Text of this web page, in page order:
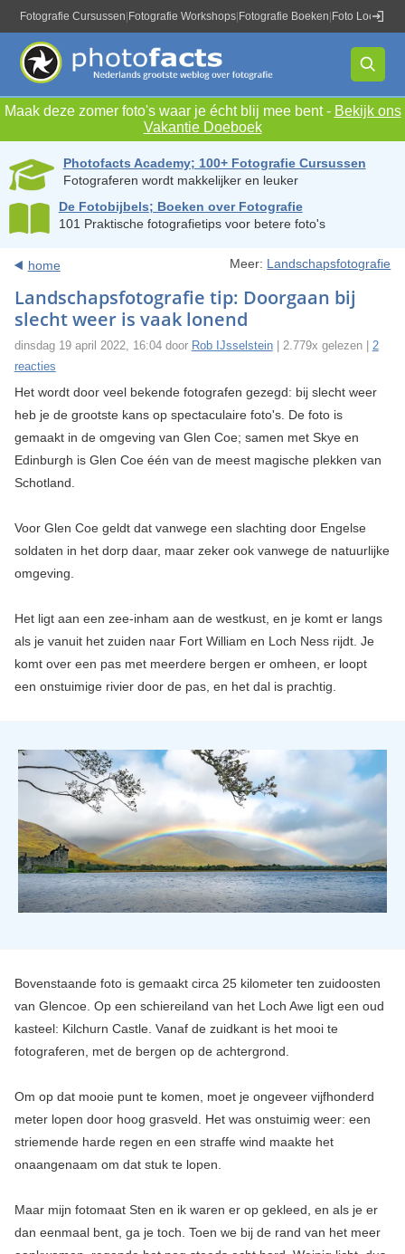
Fotografie Cursussen Fotografie Workshops Fotografie Boeken Foto Locaties
Maak deze zomer foto's waar je écht blij mee bent - Bekijk ons
Vakantie Doeboek
Photofacts Academy; 100+ Fotografie Cursussen
Fotograferen wordt makkelijker en leuker
De Fotobijbels; Boeken over Fotografie
101 Praktische fotografietips voor betere foto's
home Meer: Landschapsfotografie
Landschapsfotografie tip: Doorgaan bij
slecht weer is vaak lonend
dinsdag 19 april 2022, 16:04 door Rob IJsselstein| 2.779x gelezen | 2
reacties
Het wordt door veel bekende fotografen gezegd: bij slecht weer
heb je de grootste kans op spectaculaire foto's. De foto is
gemaakt in de omgeving van Glen Coe; samen met Skye en
Edinburgh is Glen Coe één van de meest magische plekken van
Schotland.
Voor Glen Coe geldt dat vanwege een slachting door Engelse
soldaten in het dorp daar, maar zeker ook vanwege de natuurlijke
omgeving.
Het ligt aan een zee-inham aan de westkust, en je komt er langs
als je vanuit het zuiden naar Fort William en Loch Ness rijdt. Je
komt over een pas met meerdere bergen er omheen, er loopt
een onstuimige rivier door de pas, en het dal is prachtig.
Bovenstaande foto is gemaakt circa 25 kilometer ten zuidoosten
van Glencoe. Op een schiereiland van het Loch Awe ligt een oud
kasteel: Kilchurn Castle. Vanaf de zuidkant is het mooi te
fotograferen, met de bergen op de achtergrond.
Om op dat mooie punt te komen, moet je ongeveer vijfhonderd
meter lopen door hoog grasveld. Het was onstuimig weer: een
striemende harde regen en een straffe wind maakte het
onaangenaam om dat stuk te lopen.
Maar mijn fotomaat Sten en ik waren er op gekleed, en als je er
dan eenmaal bent, ga je toch. Toen we bij de rand van het meer